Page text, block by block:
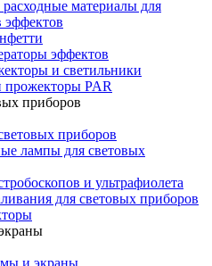
материалы для
эффектов
эффектов
и светильники
PAR
приборов
приборов
лампы для световых
и ультрафиолета
для световых приборов
и экраны